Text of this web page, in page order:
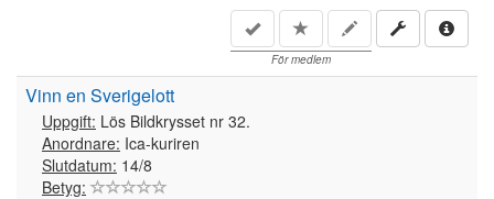
För medlem
Vinn en Sverigelott
Uppgift: Lös Bildkrysset nr 32.
Anordnare: Ica-kuriren
Slutdatum: 14/8
Betyg: